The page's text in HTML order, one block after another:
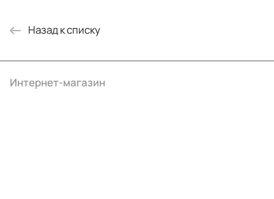
Назад к списку
Интернет-магазин